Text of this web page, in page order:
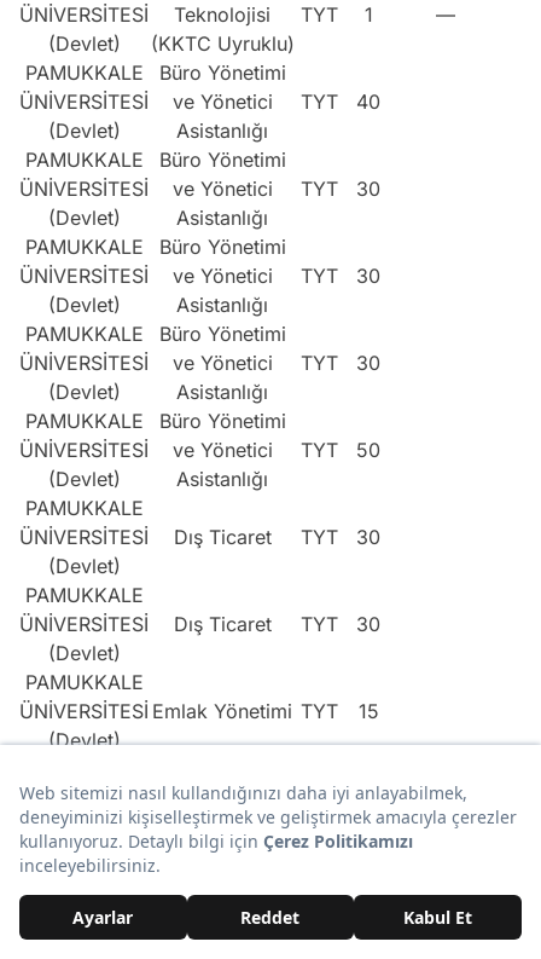
ÜNİVERSİTESİ
(Devlet)
Teknolojisi
(KKTC Uyruklu)
TYT 1 —
PAMUKKALE
ÜNİVERSİTESİ
(Devlet)
Büro Yönetimi
ve Yönetici
Asistanlığı
TYT 40
PAMUKKALE
ÜNİVERSİTESİ
(Devlet)
Büro Yönetimi
ve Yönetici
Asistanlığı
TYT 30
PAMUKKALE
ÜNİVERSİTESİ
(Devlet)
Büro Yönetimi
ve Yönetici
Asistanlığı
TYT 30
PAMUKKALE
ÜNİVERSİTESİ
(Devlet)
Büro Yönetimi
ve Yönetici
Asistanlığı
TYT 30
PAMUKKALE
ÜNİVERSİTESİ
(Devlet)
Büro Yönetimi
ve Yönetici
Asistanlığı
TYT 50
PAMUKKALE
ÜNİVERSİTESİ
(Devlet)
Dış Ticaret TYT 30
PAMUKKALE
ÜNİVERSİTESİ
(Devlet)
Dış Ticaret TYT 30
PAMUKKALE
ÜNİVERSİTESİ
(Devlet)
Emlak Yönetimi TYT 15
ÜNİVERSİTESİ
(Devlet)
Halkla İlişkiler
ve Tanıtım
TYT 40
PAMUKKALE
ÜNİVERSİTESİ
(Devlet)
ve Tanıtım
PAMUKKALE